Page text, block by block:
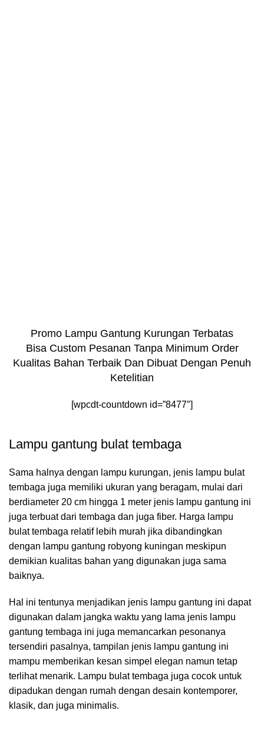
Promo Lampu Gantung Kurungan Terbatas
Bisa Custom Pesanan Tanpa Minimum Order
Kualitas Bahan Terbaik Dan Dibuat Dengan Penuh
Ketelitian
[wpcdt-countdown id=”8477″]
Lampu gantung bulat tembaga
Sama halnya dengan lampu kurungan, jenis lampu bulat
tembaga juga memiliki ukuran yang beragam, mulai dari
berdiameter 20 cm hingga 1 meter jenis lampu gantung ini
juga terbuat dari tembaga dan juga fiber. Harga lampu
bulat tembaga relatif lebih murah jika dibandingkan
dengan lampu gantung robyong kuningan meskipun
demikian kualitas bahan yang digunakan juga sama
baiknya.
Hal ini tentunya menjadikan jenis lampu gantung ini dapat
digunakan dalam jangka waktu yang lama jenis lampu
gantung tembaga ini juga memancarkan pesonanya
tersendiri pasalnya, tampilan jenis lampu gantung ini
mampu memberikan kesan simpel elegan namun tetap
terlihat menarik. Lampu bulat tembaga juga cocok untuk
dipadukan dengan rumah dengan desain kontemporer,
klasik, dan juga minimalis.